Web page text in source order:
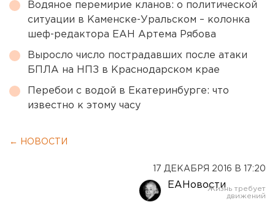
Водяное перемирие кланов: о политической
ситуации в Каменске-Уральском – колонка
шеф-редактора ЕАН Артема Рябова
Выросло число пострадавших после атаки
БПЛА на НПЗ в Краснодарском крае
Перебои с водой в Екатеринбурге: что
известно к этому часу
← НОВОСТИ
17 ДЕКАБРЯ 2016 В 17:20
ЕАНовости